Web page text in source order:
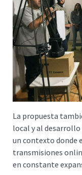
La propuesta
local y al
un contexto donde
transmisiones
en constante